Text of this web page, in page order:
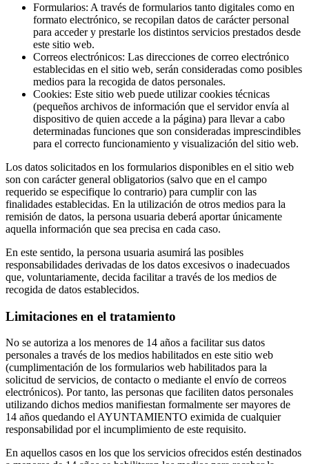
Formularios: A través de formularios tanto digitales como en
formato electrónico, se recopilan datos de carácter personal
para acceder y prestarle los distintos servicios prestados desde
este sitio web.
Correos electrónicos: Las direcciones de correo electrónico
establecidas en el sitio web, serán consideradas como posibles
medios para la recogida de datos personales.
Cookies: Este sitio web puede utilizar cookies técnicas
(pequeños archivos de información que el servidor envía al
dispositivo de quien accede a la página) para llevar a cabo
determinadas funciones que son consideradas imprescindibles
para el correcto funcionamiento y visualización del sitio web.
Los datos solicitados en los formularios disponibles en el sitio web
son con carácter general obligatorios (salvo que en el campo
requerido se especifique lo contrario) para cumplir con las
finalidades establecidas. En la utilización de otros medios para la
remisión de datos, la persona usuaria deberá aportar únicamente
aquella información que sea precisa en cada caso.
En este sentido, la persona usuaria asumirá las posibles
responsabilidades derivadas de los datos excesivos o inadecuados
que, voluntariamente, decida facilitar a través de los medios de
recogida de datos establecidos.
Limitaciones en el tratamiento
No se autoriza a los menores de 14 años a facilitar sus datos
personales a través de los medios habilitados en este sitio web
(cumplimentación de los formularios web habilitados para la
solicitud de servicios, de contacto o mediante el envío de correos
electrónicos). Por tanto, las personas que faciliten datos personales
utilizando dichos medios manifiestan formalmente ser mayores de
14 años quedando el AYUNTAMIENTO eximida de cualquier
responsabilidad por el incumplimiento de este requisito.
En aquellos casos en los que los servicios ofrecidos estén destinados